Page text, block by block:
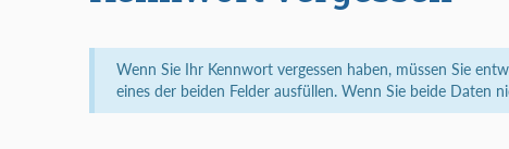
Wenn Sie Ihr Kennwort vergessen haben, müssen Sie
eines der beiden Felder ausfüllen. Wenn Sie beide Daten